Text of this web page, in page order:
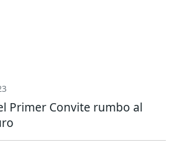
Primer Convite rumbo al